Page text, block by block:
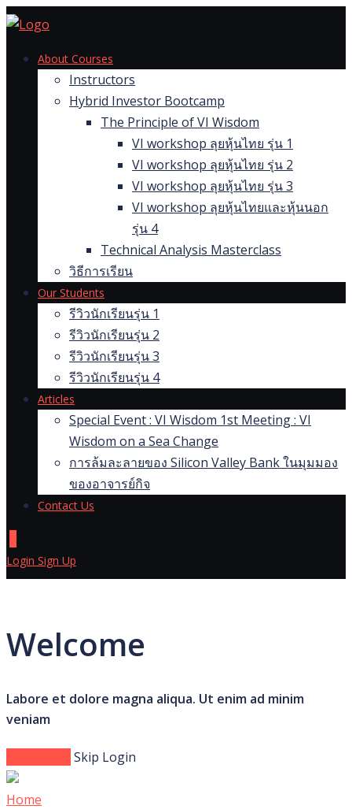
Skip
contentAbout Courses
Instructors
Hybrid Investor Bootcamp
The Principle of VI Wisdom
VI workshop ลุยหุ้นไทย รุ่น 1
VI workshop ลุยหุ้นไทย รุ่น 2
VI workshop ลุยหุ้นไทย รุ่น 3
VI workshop ลุยหุ้นไทยและหุ้นนอก
รุ่น 4
Technical Analysis Masterclass
วิธีการเรียน
Our Students
รีวิวนักเรียนรุ่น 1
รีวิวนักเรียนรุ่น 2
รีวิวนักเรียนรุ่น 3
รีวิวนักเรียนรุ่น 4
Articles
Special Event : VI Wisdom 1st Meeting : VI
Wisdom on a Sea Change
การล้มละลายของ Silicon Valley Bank ในมุมมอง
ของอาจารย์กิจ
Contact Us
Login Sign Up
Welcome
Labore et dolore magna aliqua. Ut enim ad minim
veniam
Skip Login
Home